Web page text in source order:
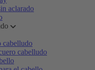
aclarado
cabelludo
cabelludo